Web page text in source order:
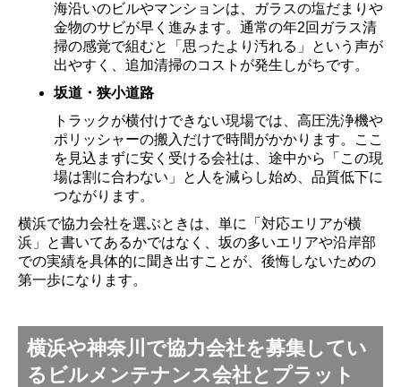
海沿いのビルやマンションは、ガラスの塩だまりや
金物のサビが早く進みます。通常の年2回ガラス清
掃の感覚で組むと「思ったより汚れる」という声が
出やすく、追加清掃のコストが発生しがちです。
坂道・狭小道路
トラックが横付けできない現場では、高圧洗浄機や
ポリッシャーの搬入だけで時間がかかります。ここ
を見込まずに安く受ける会社は、途中から「この現
場は割に合わない」と人を減らし始め、品質低下に
つながります。
横浜で協力会社を選ぶときは、単に「対応エリアが横
浜」と書いてあるかではなく、坂の多いエリアや沿岸部
での実績を具体的に聞き出すことが、後悔しないための
第一歩になります。
横浜や神奈川で協力会社を募集してい
るビルメンテナンス会社とプラット